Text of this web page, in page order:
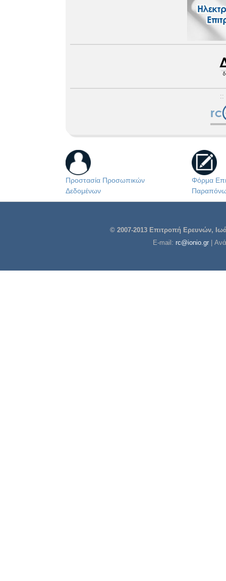
::
Προστασία Προσωπικών
Δεδομένων
Φόρμα
© 2007-2013 Επιτροπή Ερευνών,
E-mail: rc@ionio.gr|